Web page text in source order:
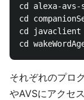
cd alexa-avs-
cd
cd javaclient
それぞれのプロ
やAVSにアクセ